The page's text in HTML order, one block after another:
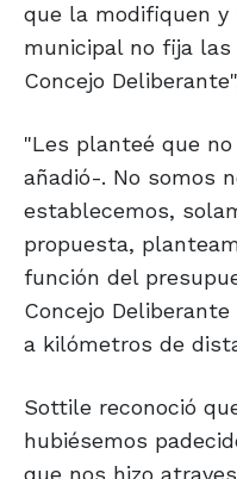
que la modifiquen y
municipal no fija
Concejo
"Les planteé que
añadió-. No somos
establecemos,
propuesta,
función del
Concejo
a kilómetros de
Sottile reconoció
hubiésemos